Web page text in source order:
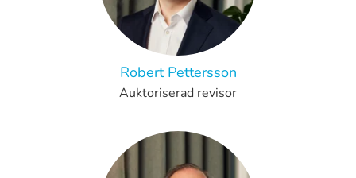
Robert Pettersson
Auktoriserad revisor